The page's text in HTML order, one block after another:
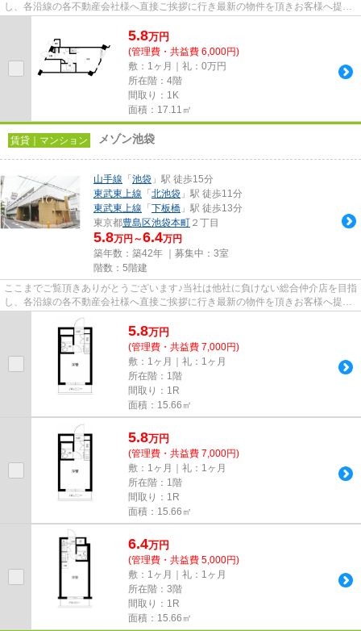
し、各沿線の各不動産会社様へ直接ご挨拶に行き最新の物件を頂きお客様へ提供
5.8万円
(管理費・共益費 6,000円)
敷：1ヶ月｜礼：0万円
所在階：4階
間取り：1K
面積：17.11㎡
賃貸｜マンション メゾン池袋
山手線 「 池袋 」駅 徒歩15分
東武東上線 「 北池袋 」駅 徒歩11分
東武東上線 「 下板橋 」駅 徒歩13分
東京都豊島区池袋本町 ２丁目
5.8万円～6.4万円
築年数：築42年 ｜募集中： 3室
階数：5階建
ここまでご覧頂きありがとうございます♪当社は他社に負けない総合仲介店を目指
し、各沿線の各不動産会社様へ直接ご挨拶に行き最新の物件を頂きお客様へ提供
しております！最新の情報は...
5.8万円
(管理費・共益費 7,000円)
敷：1ヶ月｜礼：1ヶ月
所在階：1階
間取り：1R
面積：15.66㎡
5.8万円
(管理費・共益費 7,000円)
敷：1ヶ月｜礼：1ヶ月
所在階：1階
間取り：1R
面積：15.66㎡
6.4万円
(管理費・共益費 5,000円)
敷：1ヶ月｜礼：1ヶ月
所在階：3階
間取り：1R
面積：15.66㎡